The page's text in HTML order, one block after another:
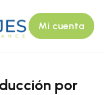
Mi cuenta
por